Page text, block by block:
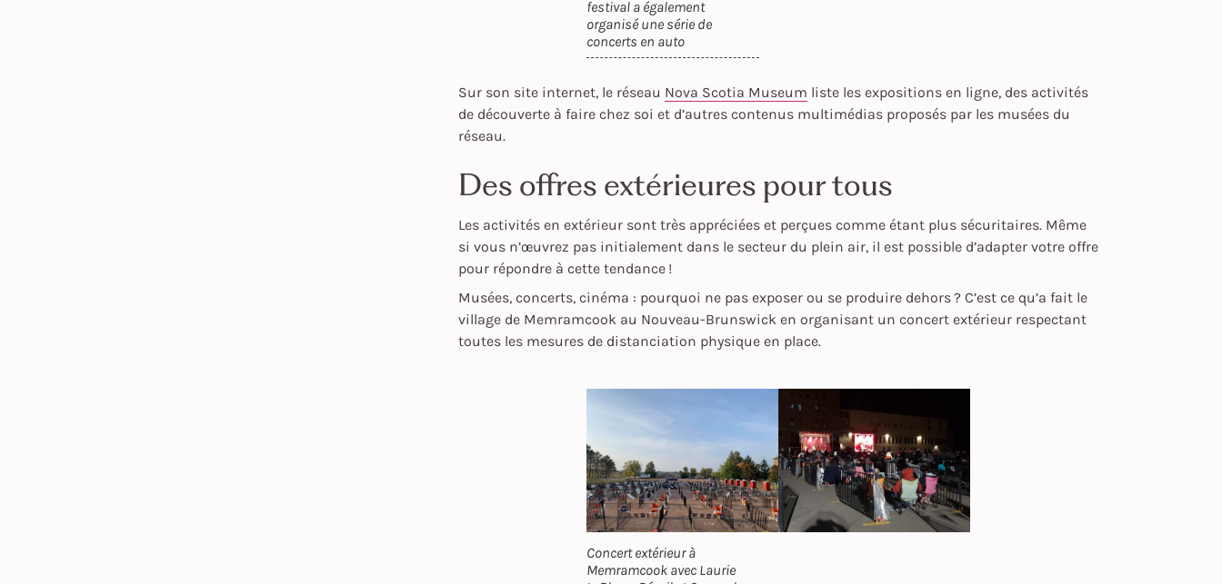
festival a également
organisé une série de
concerts en auto
Sur son site internet, le réseau Nova Scotia Museum liste les expositions en ligne, des activités
de découverte à faire chez soi et d’autres contenus multimédias proposés par les musées du
réseau.
Des offres extérieures pour tous
Les activités en extérieur sont très appréciées et perçues comme étant plus sécuritaires. Même
si vous n’œuvrez pas initialement dans le secteur du plein air, il est possible d’adapter votre offre
pour répondre à cette tendance !
Musées, concerts, cinéma : pourquoi ne pas exposer ou se produire dehors ? C’est ce qu’a fait le
village de Memramcook au Nouveau-Brunswick en organisant un concert extérieur respectant
toutes les mesures de distanciation physique en place.
Concert extérieur à
Memramcook avec Laurie